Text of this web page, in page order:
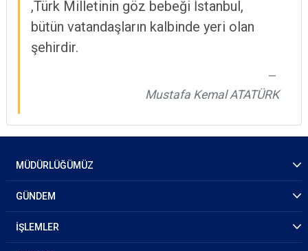
,Türk Milletinin göz bebeği İstanbul,
bütün vatandaşların kalbinde yeri olan
şehirdir.
Mustafa Kemal ATATÜRK
MÜDÜRLÜĞÜMÜZ
GÜNDEM
İŞLEMLER